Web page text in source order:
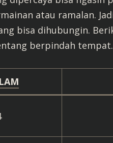
atau ramalan.
bisa dihubungin.
berpindah tempat.